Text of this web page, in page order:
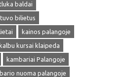
baldai
bilietus
kainos palangoje
kalbu kursai klaipeda
kambariai Palangoje
nuoma palangoje